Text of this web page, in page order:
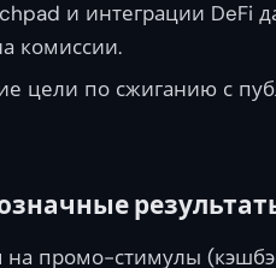
и интеграции DeFi
комиссии.
цели по сжиганию с
промо-стимулы